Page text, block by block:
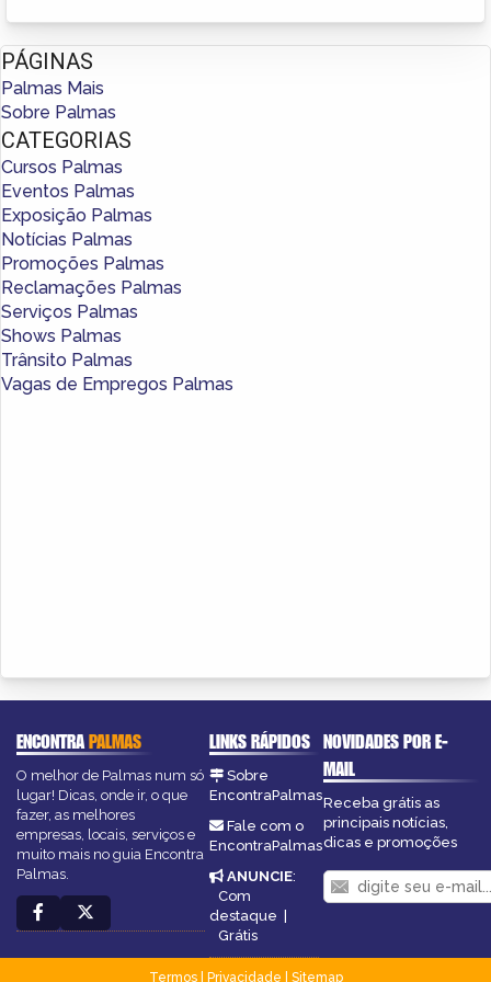
PÁGINAS
Palmas Mais
Sobre Palmas
CATEGORIAS
Cursos Palmas
Eventos Palmas
Exposição Palmas
Notícias Palmas
Promoções Palmas
Reclamações Palmas
Serviços Palmas
Shows Palmas
Trânsito Palmas
Vagas de Empregos Palmas
ENCONTRAPALMAS
O melhor de Palmas num só
lugar! Dicas, onde ir, o que
fazer, as melhores
empresas, locais, serviços e
muito mais no guia Encontra
Palmas.
LINKS RÁPIDOS
Sobre
EncontraPalmas
Fale com o
EncontraPalmas
ANUNCIE:
Com
destaque |
Grátis
NOVIDADES POR E-
MAIL
Receba grátis as
principais notícias,
dicas e promoções
Termos| Privacidade
Sitemap